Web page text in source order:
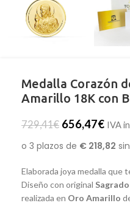
Medalla Corazón
Amarillo 18K con
729,41€ 656,47€ IVA
Elaborada joya medalla que
Diseño con original Sagrado
realizada en Oro Amarillo